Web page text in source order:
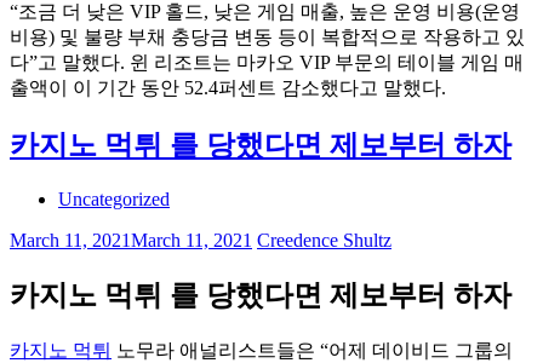
“조금 더 낮은 VIP 홀드, 낮은 게임 매출, 높은 운영 비용(운영
비용) 및 불량 부채 충당금 변동 등이 복합적으로 작용하고 있
다”고 말했다. 윈 리조트는 마카오 VIP 부문의 테이블 게임 매
출액이 이 기간 동안 52.4퍼센트 감소했다고 말했다.
카지노 먹튀 를 당했다면 제보부터 하자
Uncategorized
March 11, 2021March 11, 2021 Creedence Shultz
카지노 먹튀 를 당했다면 제보부터 하자
카지노 먹튀 노무라 애널리스트들은 “어제 데이비드 그룹의